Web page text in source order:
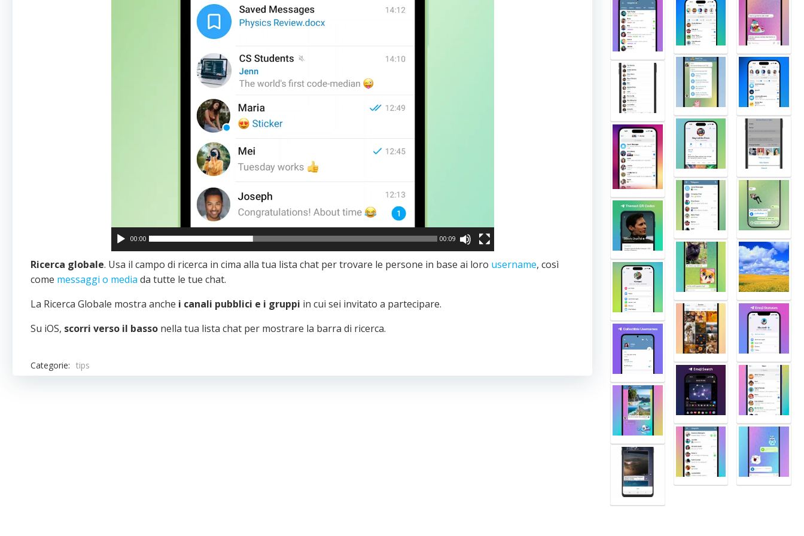
00:00 00:09
Ricerca globale. Usa il campo di ricerca in cima alla tua lista chat per trovare le persone in base ai loro username, così
come messaggi o media da tutte le tue chat.
La Ricerca Globale mostra anche i canali pubblici e i gruppi in cui sei invitato a partecipare.
Su iOS, scorri verso il basso nella tua lista chat per mostrare la barra di ricerca.
Categorie: tips